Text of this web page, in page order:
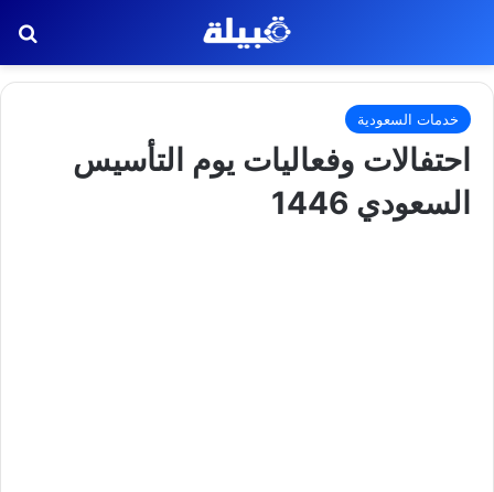
خدمات السعودية
احتفالات وفعاليات يوم التأسيس
السعودي 1446